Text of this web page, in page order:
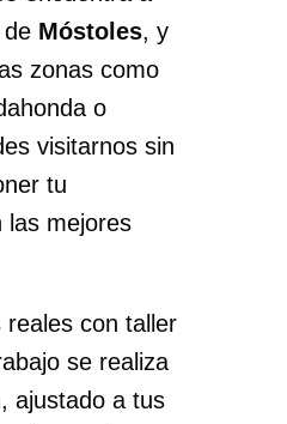
Móstoles, y
zonas como
o
visitarnos sin
tu
las mejores
reales con taller
se realiza
ajustado a tus